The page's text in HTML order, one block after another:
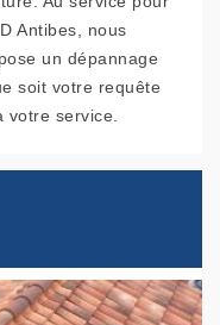
Antibes, nous
un dépannage
soit votre requête
votre service.